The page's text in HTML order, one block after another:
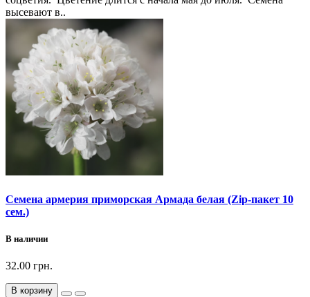
высевают в..
Семена армерия приморская Армада белая (Zip-пакет 10
сем.)
В наличии
32.00 грн.
В корзину